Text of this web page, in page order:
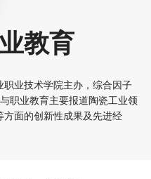
教育
职业技术学院主办，综合因子
职业教育主要报道陶瓷工业领
面的创新性成果及先进经